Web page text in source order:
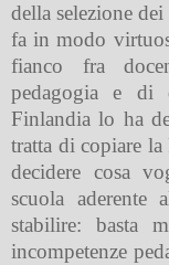
della selezione
fa in modo
fianco fra
pedagogia e di
Finlandia lo ha
tratta di copiare
decidere cosa
scuola aderente
stabilire: basta
incompetenze